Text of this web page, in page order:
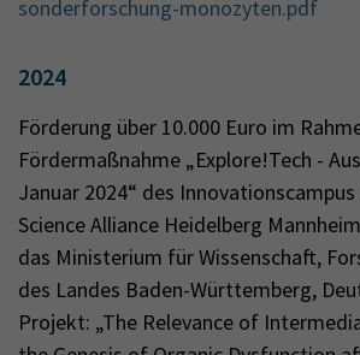
sonderforschung-monozyten.pdf
2024
Förderung über 10.000 Euro im
Fördermaßnahme „Explore!Tech -
Januar 2024“ des
Science Alliance Heidelberg
das Ministerium für Wissenschaft,
des Landes Baden-Württemberg,
Projekt: „The Relevance of